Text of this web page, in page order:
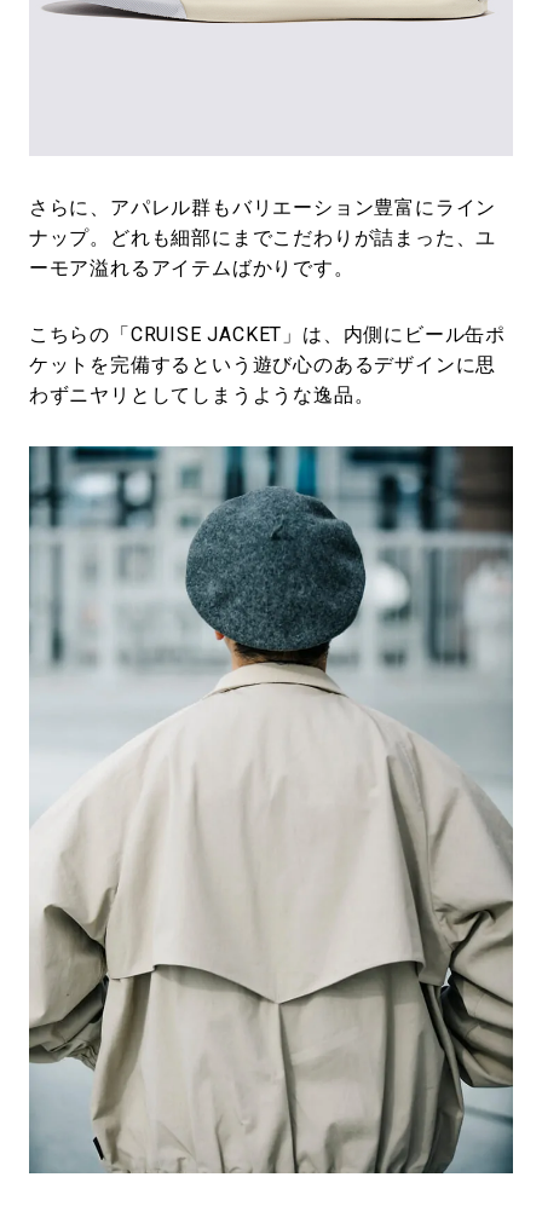
さらに、アパレル群もバリエーション豊富にライン
ナップ。どれも細部にまでこだわりが詰まった、ユ
ーモア溢れるアイテムばかりです。
こちらの「CRUISE JACKET」は、内側にビール缶ポ
ケットを完備するという遊び心のあるデザインに思
わずニヤリとしてしまうような逸品。